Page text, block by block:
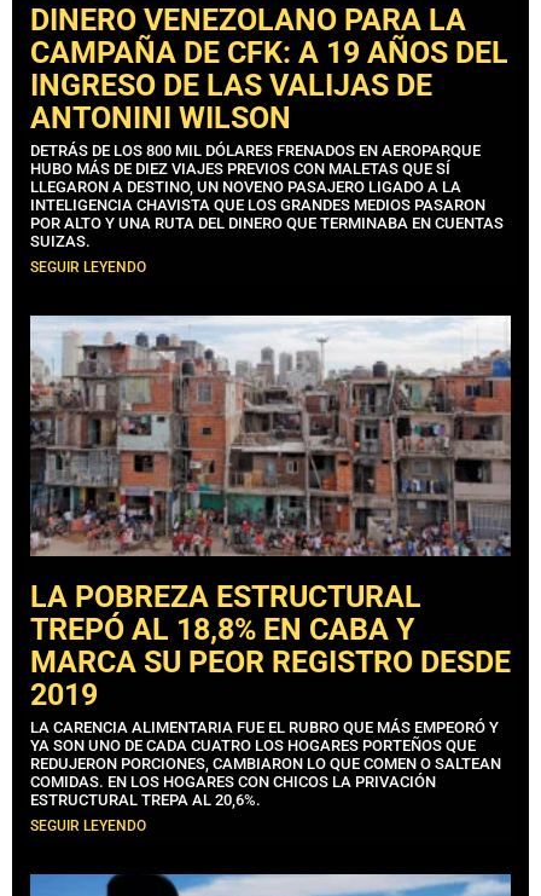
DINERO VENEZOLANO PARA LA
CAMPAÑA DE CFK: A 19 AÑOS DEL
INGRESO DE LAS VALIJAS DE
ANTONINI WILSON
DETRÁS DE LOS 800 MIL DÓLARES FRENADOS EN AEROPARQUE
HUBO MÁS DE DIEZ VIAJES PREVIOS CON MALETAS QUE SÍ
LLEGARON A DESTINO, UN NOVENO PASAJERO LIGADO A LA
INTELIGENCIA CHAVISTA QUE LOS GRANDES MEDIOS PASARON
POR ALTO Y UNA RUTA DEL DINERO QUE TERMINABA EN CUENTAS
SUIZAS.
SEGUIR LEYENDO
LA POBREZA ESTRUCTURAL
TREPÓ AL 18,8% EN CABA Y
MARCA SU PEOR REGISTRO DESDE
2019
LA CARENCIA ALIMENTARIA FUE EL RUBRO QUE MÁS EMPEORÓ Y
YA SON UNO DE CADA CUATRO LOS HOGARES PORTEÑOS QUE
REDUJERON PORCIONES, CAMBIARON LO QUE COMEN O SALTEAN
COMIDAS. EN LOS HOGARES CON CHICOS LA PRIVACIÓN
ESTRUCTURAL TREPA AL 20,6%.
SEGUIR LEYENDO